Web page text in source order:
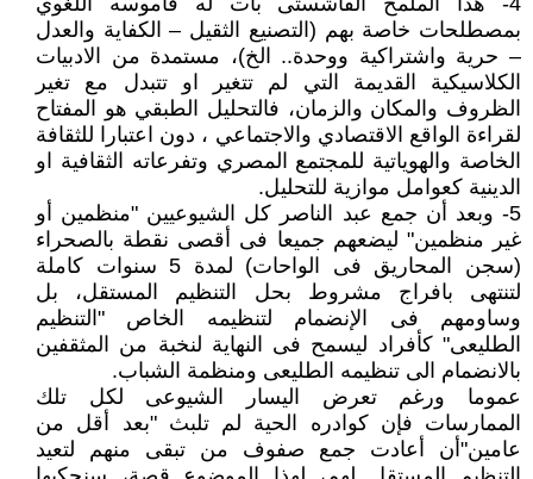
بمصطلحات خاصة بهم (التصنيع الثقيل – الكفاية والعدل
– حرية واشتراكية ووحدة.. الخ)، مستمدة من الادبيات
الكلاسيكية القديمة التي لم تتغير او تتبدل مع تغير
الظروف والمكان والزمان، فالتحليل الطبقي هو المفتاح
لقراءة الواقع الاقتصادي والاجتماعي ، دون اعتبارا للثقافة
الخاصة والهوياتية للمجتمع المصري وتفرعاته الثقافية او
الدينية كعوامل موازية للتحليل.
5- وبعد أن جمع عبد الناصر كل الشيوعيين "منظمين أو
غير منظمين" ليضعهم جميعا فى أقصى نقطة بالصحراء
(سجن المحاريق فى الواحات) لمدة 5 سنوات كاملة
لتنتهى بافراج مشروط بحل التنظيم المستقل، بل
وساومهم فى الإنضمام لتنظيمه الخاص "التنظيم
الطليعى" كأفراد ليسمح فى النهاية لنخبة من المثقفين
بالانضمام الى تنظيمه الطليعى ومنظمة الشباب.
عموما ورغم تعرض اليسار الشيوعى لكل تلك
الممارسات فإن كوادره الحية لم تلبث "بعد أقل من
عامين"أن أعادت جمع صفوف من تبقى منهم لتعيد